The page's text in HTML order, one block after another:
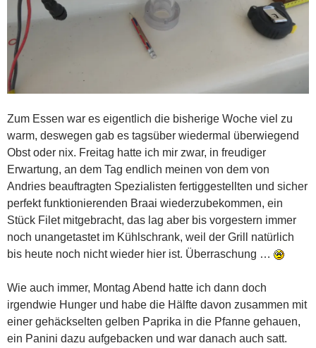
Zum Essen war es eigentlich die bisherige Woche viel zu
warm, deswegen gab es tagsüber wiedermal überwiegend
Obst oder nix. Freitag hatte ich mir zwar, in freudiger
Erwartung, an dem Tag endlich meinen von dem von
Andries beauftragten Spezialisten fertiggestellten und sicher
perfekt funktionierenden Braai wiederzubekommen, ein
Stück Filet mitgebracht, das lag aber bis vorgestern immer
noch unangetastet im Kühlschrank, weil der Grill natürlich
bis heute noch nicht wieder hier ist. Überraschung …
Wie auch immer, Montag Abend hatte ich dann doch
irgendwie Hunger und habe die Hälfte davon zusammen mit
einer gehäckselten gelben Paprika in die Pfanne gehauen,
ein Panini dazu aufgebacken und war danach auch satt.